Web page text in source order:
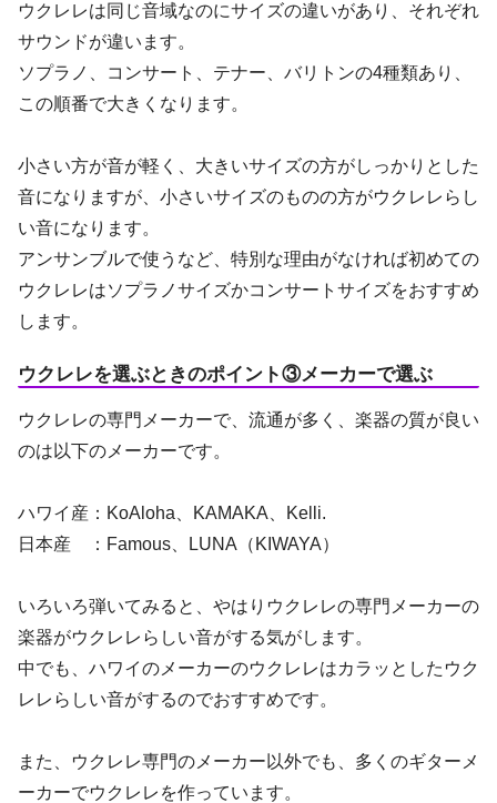
ウクレレは同じ音域なのにサイズの違いがあり、それぞれ
サウンドが違います。
ソプラノ、コンサート、テナー、バリトンの4種類あり、
この順番で大きくなります。
小さい方が音が軽く、大きいサイズの方がしっかりとした
音になりますが、小さいサイズのものの方がウクレレらし
い音になります。
アンサンブルで使うなど、特別な理由がなければ初めての
ウクレレはソプラノサイズかコンサートサイズをおすすめ
します。
ウクレレを選ぶときのポイント③メーカーで選ぶ
ウクレレの専門メーカーで、流通が多く、楽器の質が良い
のは以下のメーカーです。
ハワイ産：KoAloha、KAMAKA、Kelli.
日本産 ：Famous、LUNA（KIWAYA）
いろいろ弾いてみると、やはりウクレレの専門メーカーの
楽器がウクレレらしい音がする気がします。
中でも、ハワイのメーカーのウクレレはカラッとしたウク
レレらしい音がするのでおすすめです。
また、ウクレレ専門のメーカー以外でも、多くのギターメ
ーカーでウクレレを作っています。